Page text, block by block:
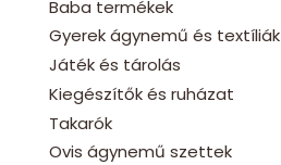
Baba termékek
Gyerek ágynemű és textíliák
Játék és tárolás
Kiegészítők és ruházat
Takarók
Ovis ágynemű szettek